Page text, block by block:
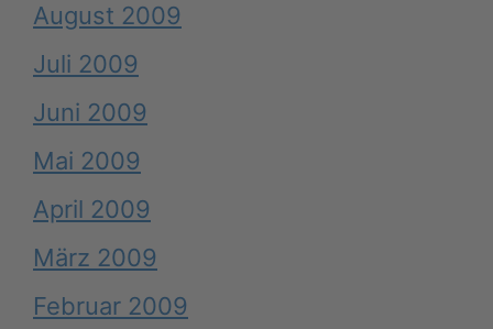
August 2009
Juli 2009
Juni 2009
Mai 2009
April 2009
März 2009
Februar 2009